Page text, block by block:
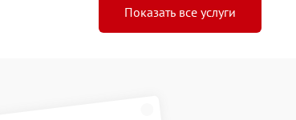
Показать все услуги